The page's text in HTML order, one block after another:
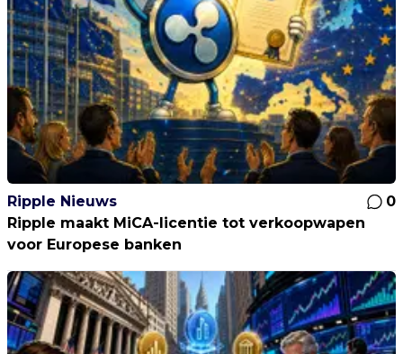
Ripple Nieuws
0
Ripple maakt MiCA-licentie tot verkoopwapen
voor Europese banken